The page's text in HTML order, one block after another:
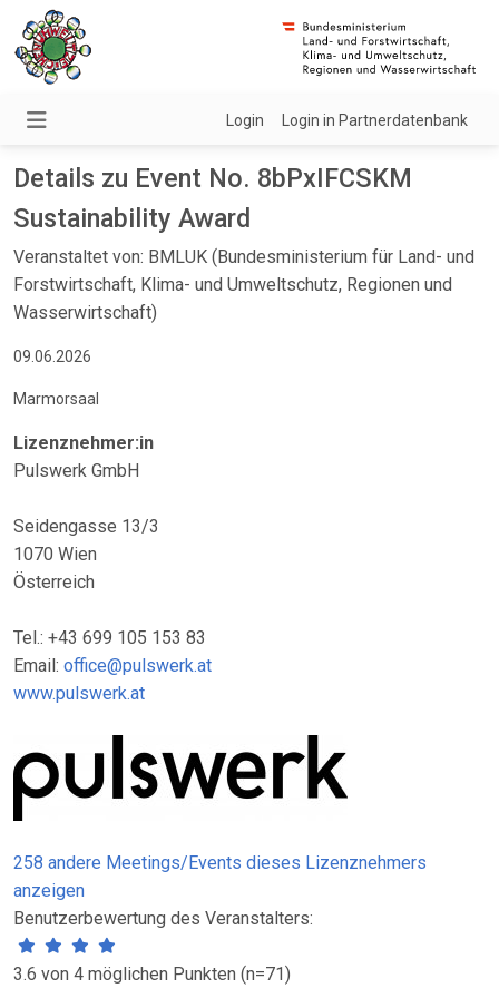
Login Login in Partnerdatenbank
Details zu Event No. 8bPxIFCSKM
Sustainability Award
Veranstaltet von: BMLUK (Bundesministerium für Land- und
Forstwirtschaft, Klima- und Umweltschutz, Regionen und
Wasserwirtschaft)
09.06.2026
Marmorsaal
Lizenznehmer:in
Pulswerk GmbH
Seidengasse 13/3
1070 Wien
Österreich
Tel.: +43 699 105 153 83
Email: office@pulswerk.at
www.pulswerk.at
258 andere Meetings/Events dieses Lizenznehmers
anzeigen
Benutzerbewertung des Veranstalters:
3.6 von 4 möglichen Punkten (n=71)